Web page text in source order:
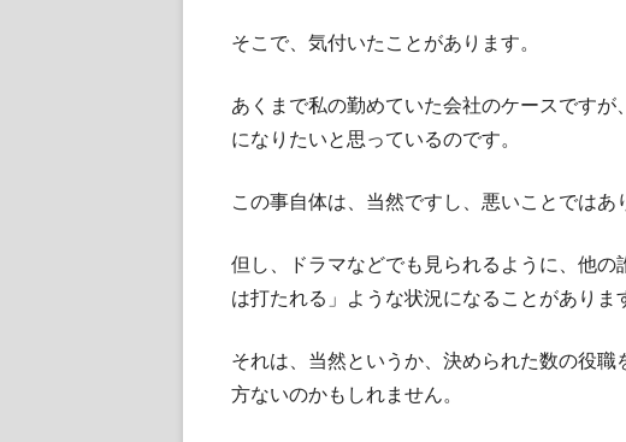
そこで、気付いたことがあります。
あくまで私の勤めていた会社のケースです
になりたいと思っているのです。
この事自体は、当然ですし、悪いことではあ
但し、ドラマなどでも見られるように、他
は打たれる」ような状況になることがありま
それは、当然というか、決められた数の役
方ないのかもしれません。